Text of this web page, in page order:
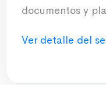
documentos y
Ver detalle del